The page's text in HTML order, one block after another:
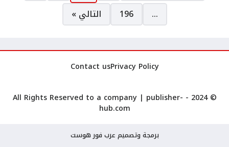
…
196 التالي »
Privacy Policy
Contact us
© 2024 - All Rights Reserved to a company |
publisher-
hub.com
برمجة وتصميم عرب فور هوست